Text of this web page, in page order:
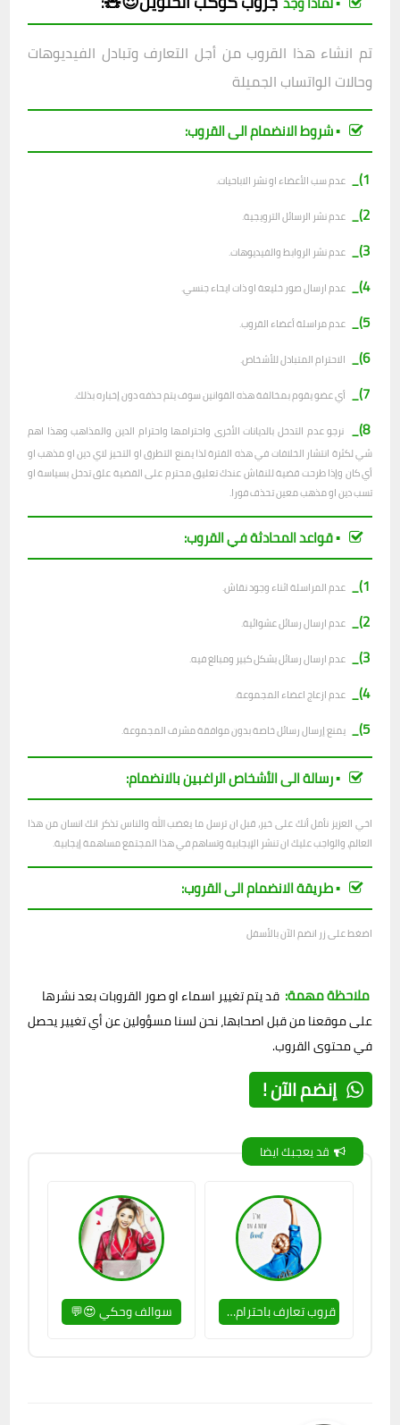
تم انشاء هذا القروب من أجل التعارف وتبادل الفيديوهات
وحالات الواتساب الجميلة
▪︎ شروط الانضمام الى القروب:
1)_
عدم سب الأعضاء او نشر الاباحيات.
2)_ عدم نشر الرسائل الترويجية.
3)_ عدم نشر الروابط والفيديوهات.
4)_ عدم ارسال صور خليعة او ذات ايحاء جنسي.
5)_ عدم مراسلة أعضاء القروب.
6)_ الاحترام المتبادل للأشخاص.
7)_ أي عضو يقوم بمخالفة هذه القوانين سوف يتم حذفه دون إخباره بذلك.
8)_
نرجو عدم التدخل بالديانات الأخرى واحترامها واحترام الدين والمذاهب وهذا اهم
شي لكثرة انتشار الخلافات في هذه الفترة لذا يمنع التطرق او التحيز لاي دين او مذهب او
أي كان وإذا طرحت قضية للنقاش عندك تعليق محترم على القضية علق تدخل بسياسة او
تسب دين او مذهب معين تحذف فورا.
▪︎ قواعد المحادثة في القروب:
1)_
عدم المراسلة اثناء وجود نقاش.
2)_ عدم ارسال رسائل عشوائية.
3)_ عدم ارسال رسائل بشكل كبير ومبالغ فيه.
4)_ عدم ازعاج اعضاء المجموعة.
5)_ يمنع إرسال رسائل خاصة بدون موافقة مشرف المجموعة.
▪︎ رسالة الى الأشخاص الراغبين بالانضمام:
اخي العزيز نأمل أنك على خير، قبل ان ترسل ما يغضب الله والناس تذكر انك انسان من هذا
العالم، والواجب عليك ان تنشر الإيجابية وتساهم في هذا المجتمع مساهمة إيجابية.
▪︎ طريقة الانضمام الى القروب:
اضغط على زر انضم الآن بالأسفل
ملاحظة مهمة: قد يتم تغيير اسماء او صور القروبات بعد نشرها
على موقعنا من قبل اصحابها، نحن لسنا مسؤولين عن أي تغيير يحصل
في محتوى القروب.
إنضم الآن !
قد يعجبك ايضا
قروب تعارف باحترام😉🚫 سوالف وحكي 😍💬